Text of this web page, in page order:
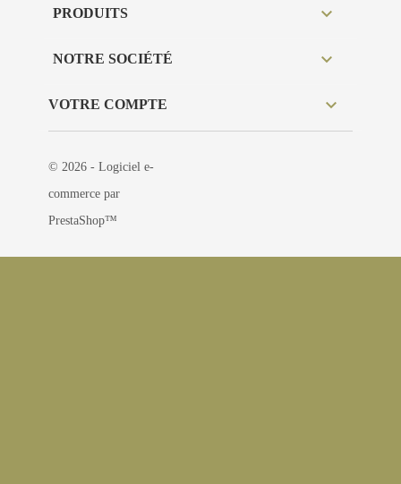
PRODUITS 
NOTRE SOCIÉTÉ 
VOTRE COMPTE 
© 2026 - Logiciel e-
commerce par
PrestaShop™